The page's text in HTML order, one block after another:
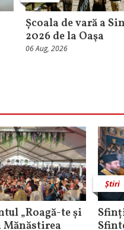
Școala de vară a
2026 de la Oaşa
06 Aug, 2026
„Roagă-te și
Mănăstirea
Știri